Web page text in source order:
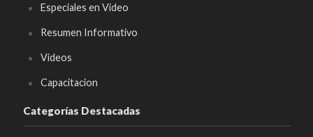
Especiales en Video
Resumen Informativo
Videos
Capacitacion
Categorías Destacadas